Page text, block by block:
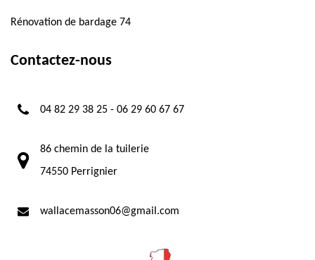
Rénovation de bardage 74
Contactez-nous
04 82 29 38 25 - 06 29 60 67 67
86 chemin de la tuilerie
74550 Perrignier
wallacemasson06@gmail.com